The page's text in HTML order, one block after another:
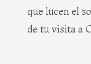
que lucen el
de tu visita a